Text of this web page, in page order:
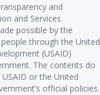
and
and Services
possible by the
through the United
(USAID)
The contents do
or the United
official policies.